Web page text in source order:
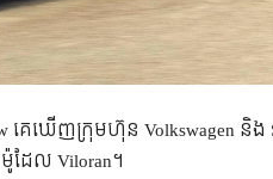
គេ​ឃើញ​ក្រុមហ៊ុន​ Volkswagen និង
ដែល Viloran។